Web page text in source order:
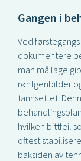
Gangen i
Ved
dokumentere
man må lage
røntgenbilder
tannsettet.
hvilken bittfeil
oftest
baksiden av